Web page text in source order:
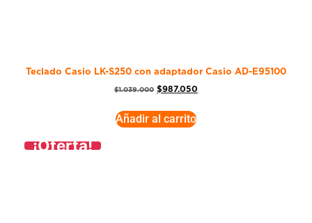
Teclado Casio LK-S250 con adaptador Casio AD-E95100
$1.039.000 $987.050
Añadir al carrito
¡Oferta!